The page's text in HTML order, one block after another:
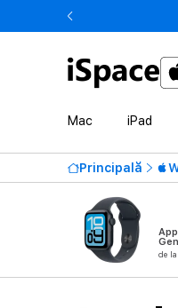
Mac iPad
Principală
de la